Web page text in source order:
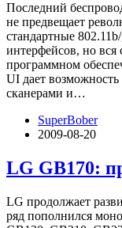
Последний
не предвещает
стандартные
интерфейсов, но вся
программном
UI дает
сканерами и…
SuperBober
2009-08-20
LG GB170:
LG продолжает
ряд пополнился